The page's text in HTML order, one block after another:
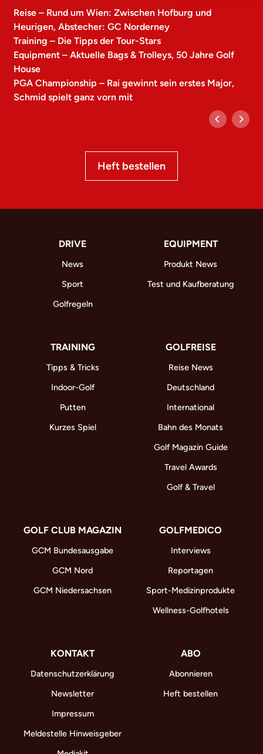
Reise – Rund um Wien: Zwischen Hofburg und
Heurigen, Abstecher: GC Norderney
Training – Die Tipps der Tour-Stars
Equipment – Aktuelle Bags & Trolleys, 50 Jahre Golf
House
PGA Championship – Rai gewinnt sein erstes Major,
Schmid spielt ganz vorn mit
Heft bestellen
DRIVE
News
Sport
Golfregeln
EQUIPMENT
Produkt News
Test und Kaufberatung
TRAINING
Tipps & Tricks
Indoor-Golf
Putten
Kurzes Spiel
GOLFREISE
Reise News
Deutschland
International
Bahn des Monats
Golf Magazin Guide
Travel Awards
Golf & Travel
GOLF CLUB MAGAZIN
GCM Bundesausgabe
GCM Nord
GCM Niedersachsen
GOLFMEDICO
Interviews
Reportagen
Sport-Medizinprodukte
Wellness-Golfhotels
KONTAKT
Datenschutzerklärung
Newsletter
Impressum
Meldestelle Hinweisgeber
ABO
Abonnieren
Heft bestellen